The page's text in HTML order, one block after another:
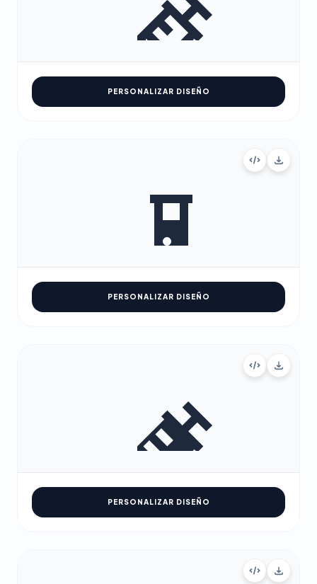
PERSONALIZAR DISEÑO
PERSONALIZAR DISEÑO
PERSONALIZAR DISEÑO